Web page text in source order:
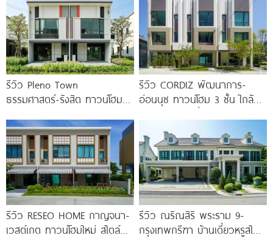
รีวิว Pleno Town
ธรรมศาสตร์-รังสิต ทาวน์โฮม
ม.ธรรมศาสตร์
รีวิว CORDIZ พัฒนาการ-
อ่อนนุช ทาวน์โฮม 3 ชั้น ใกล้
ทองหล่อ
รีวิว RESEO HOME กาญจนา-
เวสต์เกต ทาวน์โฮมใหม่ สไตล์
รีวิว ณริณสิริ พระราม 9-
กรุงเทพกรีฑา บ้านเดี่ยวหรูสไตล์